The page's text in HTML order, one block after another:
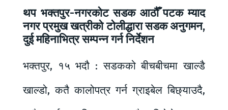
थप भक्तपुर-नगरकोट सडक आठौँ पटक म्याद
नगर प्रमुख खत्रीको टोलीद्धारा सडक अनुगमन,
दुई महिनाभित्र सम्पन्न गर्न निर्देशन
भक्तपुर, १५ भदौ : सडकको बीचबीचमा खाल्डै
खाल्डो, कतै कालोपत्र गर्न ग्राइबेल बिछ्याउदै,